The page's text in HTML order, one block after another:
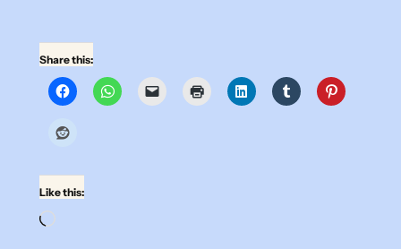
Share this:
Like this:
Loading…